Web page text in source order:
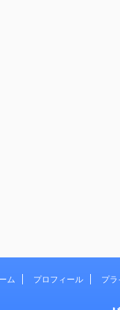
ム プロフィール プ